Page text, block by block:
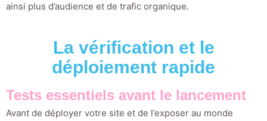
ainsi plus d’audience et de trafic organique.
La vérification et le
déploiement rapide
Tests essentiels avant le lancement
Avant de déployer votre site et de l’exposer au monde